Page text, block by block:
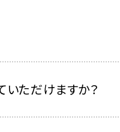
いただけますか？